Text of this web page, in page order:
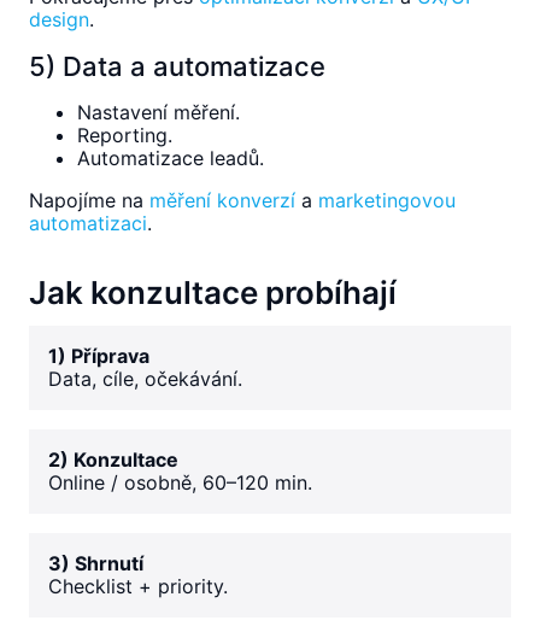
design.
5) Data a automatizace
Nastavení měření.
Reporting.
Automatizace leadů.
Napojíme na měření konverzí a marketingovou
automatizaci.
Jak konzultace probíhají
1) Příprava
Data, cíle, očekávání.
2) Konzultace
Online / osobně, 60–120 min.
3) Shrnutí
Checklist + priority.